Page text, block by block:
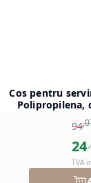
Cos pentru
ratan,
94,
24,
TVA